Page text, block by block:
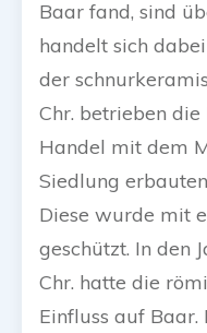
Baar fand, sind
handelt sich
der
Chr. betrieben
Handel mit dem
Siedlung
Diese wurde mit
geschützt. In den
Chr. hatte die
Einfluss auf Baar.